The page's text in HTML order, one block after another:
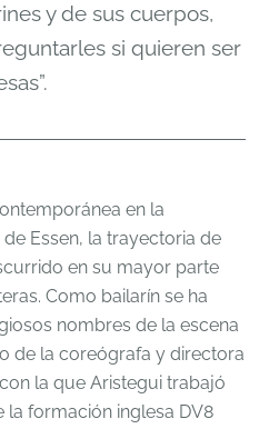
y de sus cuerpos,
si quieren ser
en la
Essen, la trayectoria de
en su mayor parte
Como bailarín se ha
nombres de la escena
de la coreógrafa y directora
la que Aristegui trabajó
la formación inglesa DV8